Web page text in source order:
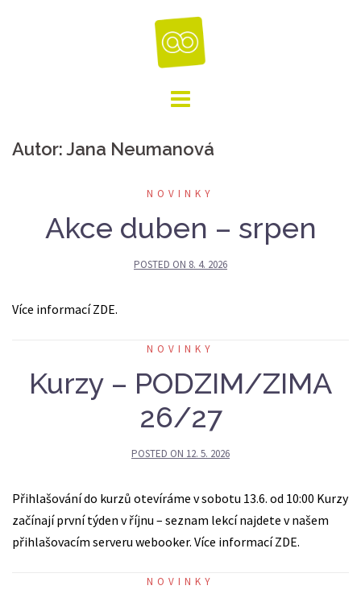
Autor:Jana Neumanová
NOVINKY
Akce duben – srpen
POSTED ON 8. 4. 2026
Více informací ZDE.
NOVINKY
Kurzy – PODZIM/ZIMA
26/27
POSTED ON 12. 5. 2026
Přihlašování do kurzů otevíráme v sobotu 13.6. od 10:00 Kurzy
začínají první týden v říjnu – seznam lekcí najdete v našem
přihlašovacím serveru webooker. Více informací ZDE.
NOVINKY